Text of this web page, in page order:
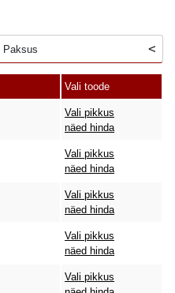
Paksus
Vali toode
Vali pikkus
näed hinda
Vali pikkus
näed hinda
Vali pikkus
näed hinda
Vali pikkus
näed hinda
Vali pikkus